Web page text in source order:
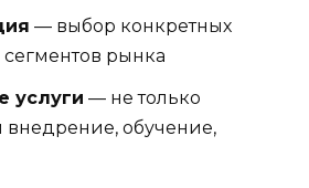
— выбор конкретных
рынка
услуги — не только
внедрение, обучение,